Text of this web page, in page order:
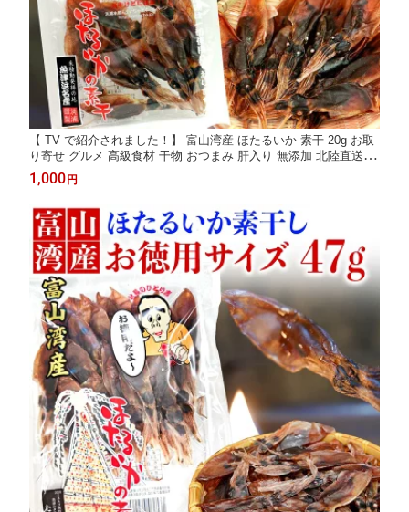
【 TV で紹介されました！】 富山湾産 ほたるいか 素干 20g お取
り寄せ グルメ 高級食材 干物 おつまみ 肝入り 無添加 北陸直送 蛍
烏賊 ホタルイカ 珍味 干し 贈り物 お歳暮 御歳暮 歳暮 冬 プレゼ
ント ギフト 食べ物 入学
1,000 円